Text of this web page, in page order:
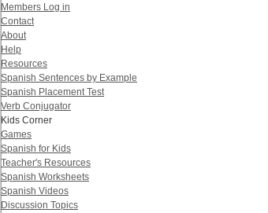
Members Log in
Contact
About
Help
Resources
Spanish Sentences by Example
Spanish Placement Test
Verb Conjugator
Kids Corner
Games
Spanish for Kids
Teacher's Resources
Spanish Worksheets
Spanish Videos
Discussion Topics